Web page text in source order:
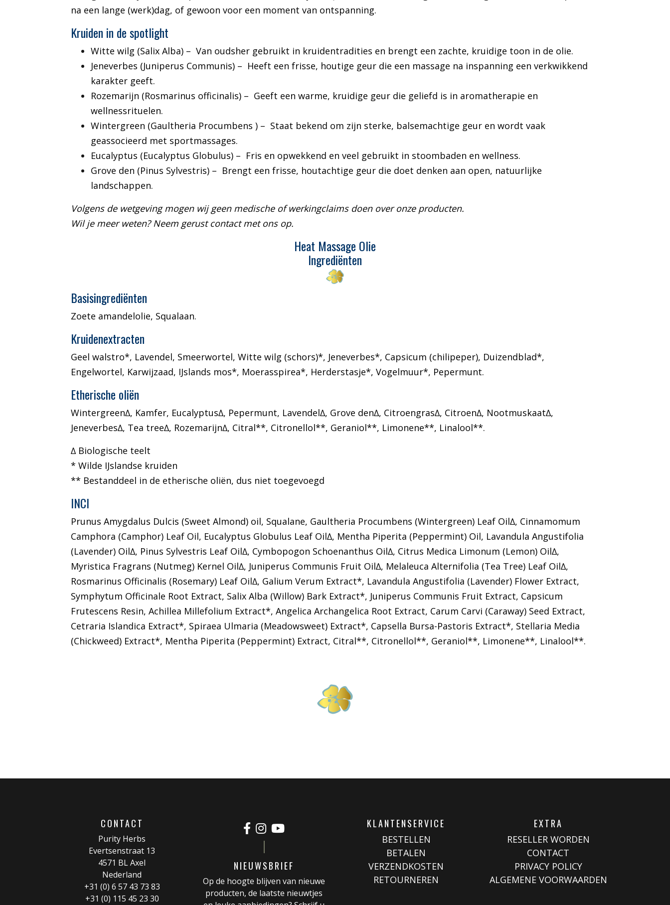
na een lange (werk)dag, of gewoon voor een moment van ontspanning.
Kruiden in de spotlight
Witte wilg (Salix Alba) – Van oudsher gebruikt in kruidentradities en brengt een zachte, kruidige toon in de olie.
Jeneverbes (Juniperus Communis) – Heeft een frisse, houtige geur die een massage na inspanning een verkwikkend
karakter geeft.
Rozemarijn (Rosmarinus officinalis) – Geeft een warme, kruidige geur die geliefd is in aromatherapie en
wellnessrituelen.
Wintergreen (Gaultheria Procumbens ) – Staat bekend om zijn sterke, balsemachtige geur en wordt vaak
geassocieerd met sportmassages.
Eucalyptus (Eucalyptus Globulus) – Fris en opwekkend en veel gebruikt in stoombaden en wellness.
Grove den (Pinus Sylvestris) – Brengt een frisse, houtachtige geur die doet denken aan open, natuurlijke
landschappen.
Volgens de wetgeving mogen wij geen medische of werkingclaims doen over onze producten.
Wil je meer weten? Neem gerust contact met ons op.
Heat Massage Olie
Ingrediënten
Basisingrediënten
Zoete amandelolie, Squalaan.
Kruidenextracten
Geel walstro*, Lavendel, Smeerwortel, Witte wilg (schors)*, Jeneverbes*, Capsicum (chilipeper), Duizendblad*,
Engelwortel, Karwijzaad, IJslands mos*, Moerasspirea*, Herderstasje*, Vogelmuur*, Pepermunt.
Etherische oliën
Wintergreen∆, Kamfer, Eucalyptus∆, Pepermunt, Lavendel∆, Grove den∆, Citroengras∆, Citroen∆, Nootmuskaat∆,
Jeneverbes∆, Tea tree∆, Rozemarijn∆, Citral**, Citronellol**, Geraniol**, Limonene**, Linalool**.
∆ Biologische teelt
* Wilde IJslandse kruiden
** Bestanddeel in de etherische oliën, dus niet toegevoegd
INCI
Prunus Amygdalus Dulcis (Sweet Almond) oil, Squalane, Gaultheria Procumbens (Wintergreen) Leaf Oil∆, Cinnamomum
Camphora (Camphor) Leaf Oil, Eucalyptus Globulus Leaf Oil∆, Mentha Piperita (Peppermint) Oil, Lavandula Angustifolia
(Lavender) Oil∆, Pinus Sylvestris Leaf Oil∆, Cymbopogon Schoenanthus Oil∆, Citrus Medica Limonum (Lemon) Oil∆,
Myristica Fragrans (Nutmeg) Kernel Oil∆, Juniperus Communis Fruit Oil∆, Melaleuca Alternifolia (Tea Tree) Leaf Oil∆,
Rosmarinus Officinalis (Rosemary) Leaf Oil∆, Galium Verum Extract*, Lavandula Angustifolia (Lavender) Flower Extract,
Symphytum Officinale Root Extract, Salix Alba (Willow) Bark Extract*, Juniperus Communis Fruit Extract, Capsicum
Frutescens Resin, Achillea Millefolium Extract*, Angelica Archangelica Root Extract, Carum Carvi (Caraway) Seed Extract,
Cetraria Islandica Extract*, Spiraea Ulmaria (Meadowsweet) Extract*, Capsella Bursa-Pastoris Extract*, Stellaria Media
(Chickweed) Extract*, Mentha Piperita (Peppermint) Extract, Citral**, Citronellol**, Geraniol**, Limonene**, Linalool**.
CONTACT
Purity Herbs
Evertsenstraat 13
4571 BL Axel
Nederland
+31 (0) 6 57 43 73 83
+31 (0) 115 45 23 30
NIEUWSBRIEF
Op de hoogte blijven van nieuwe
producten, de laatste nieuwtjes
KLANTENSERVICE
BESTELLEN
BETALEN
VERZENDKOSTEN
RETOURNEREN
EXTRA
RESELLER WORDEN
CONTACT
PRIVACY POLICY
ALGEMENE VOORWAARDEN